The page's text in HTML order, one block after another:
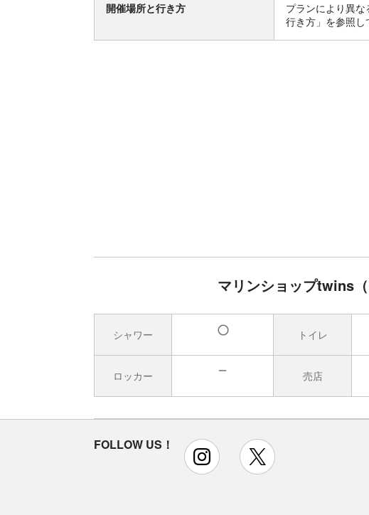
開催場所と行き方
プランにより異
行き方」を参照し
マリンショップtwins
シャワー トイレ
ロッカー 売店
FOLLOW US！ instagram